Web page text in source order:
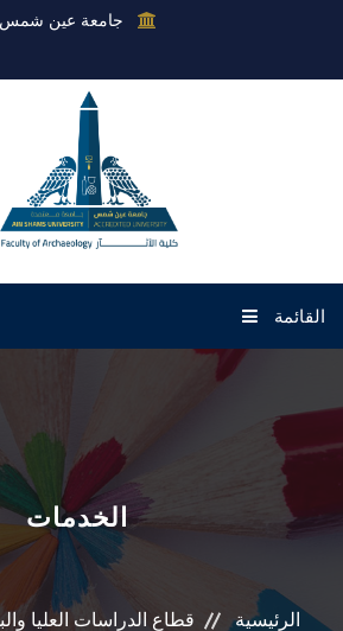
جامعة عين شمس
القائمة
الخدمات
الرئيسية قطاع الدراسات العليا